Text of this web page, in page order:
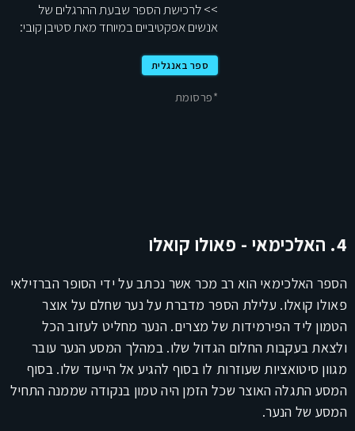
>> לרכישת הספר שבעת ההרגלים של
אנשים אפקטיביים במיוחד מאת סטיבן קובי:
ספר באנגלית
*פרסומת
4. האלכימאי - פאולו קואלו
הספר האלכימאי הוא רב מכר אשר נכתב על ידי הסופר הברזילאי
פאולו קואלו. עלילת הספר מדברת על נער שחלם על אוצר
הטמון ליד הפירמידות של מצרים. הנער מחליט לעזוב הכל
ולצאת בעקבות החלום הגדול שלו. במהלך המסע הנער עובר
מגוון סיטואציות שעוזרות לו בסוף להגיע אל הייעוד שלו. בסוף
המסע התגלה האוצר שכל הזמן היה טמון בנקודה שממנה התחיל
המסע של הנער.